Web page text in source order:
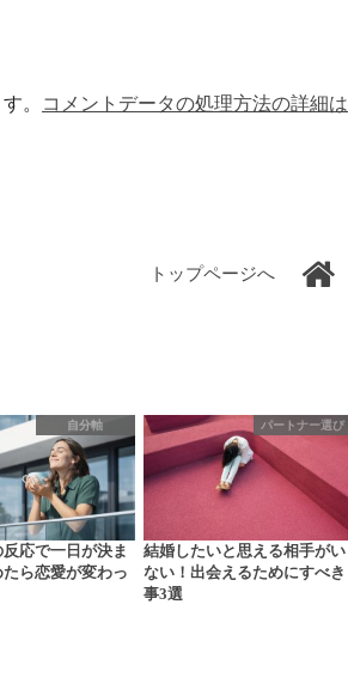
。
コメントデータの処理方法の詳細は
トップページへ
自分軸
応で一日が決ま
ら恋愛が変わっ
パートナー選び
結婚したいと思える相手がい
ない！出会えるためにすべき
事3選